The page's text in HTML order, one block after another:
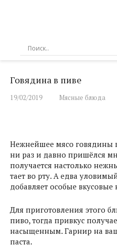
Говядина в пиве
19/02/2019 Мясные блюда
Нежнейшее мясо говядины
ни раз и давно пришёлся
получается настолько
тает во рту. А едва
добавляет особые вкусовые
Для приготовления этого
пиво, тогда привкус
насыщенным. Гарнир на
паста.